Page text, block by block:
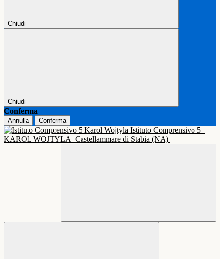
Chiudi
Chiudi
Conferma
Annulla Conferma
Istituto Comprensivo 5
KAROL WOJTYLA Castellammare di Stabia (NA)